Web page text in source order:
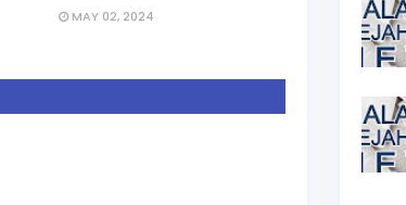
MAY 02, 2024